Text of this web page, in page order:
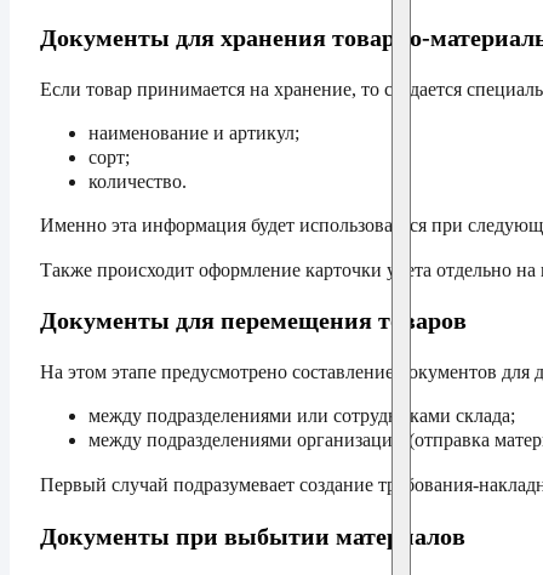
Документы для хранения товарно-
Если товар принимается на хранение, то создается
наименование и артикул;
сорт;
количество.
Именно эта информация будет использоваться при
Также происходит оформление карточки учета отдельно
Документы для перемещения товаров
На этом этапе предусмотрено составление документов для
между подразделениями или сотрудниками склада;
между подразделениями организации (отправка
Первый случай подразумевает создание требования-
Документы при выбытии материалов